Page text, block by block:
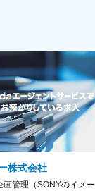
株式会社
画管理（SONYのイメー